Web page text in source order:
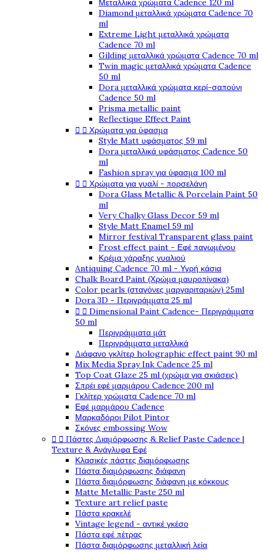
Μεταλλικά χρώματα Cadence 120 ml
Diamond μεταλλικά χρώματα Cadence 70
ml
Extreme Light μεταλλικά χρώματα
Cadence 70 ml
Gilding μεταλλικά χρώματα Cadence 70 ml
Twin magic μεταλλικά χρώματα Cadence
50 ml
Dora μεταλλικά χρώματα κερί-σαπούνι
Cadence 50 ml
Prisma metallic paint
Reflectique Effect Paint
  Χρώματα για ύφασμα
Style Matt υφάσματος 59 ml
Dora μεταλλικά υφάσματος Cadence 50
ml
Fashion spray για ύφασμα 100 ml
  Χρώματα για γυαλί - πορσελάνη
Dora Glass Metallic & Porcelain Paint 50
ml
Very Chalky Glass Decor 59 ml
Style Matt Enamel 59 ml
Mirror festival Transparent glass paint
Frost effect paint - Εφέ παγωμένου
Κρέμα χάραξης γυαλιού
Antiquing Cadence 70 ml - Υγρή κάσια
Chalk Board Paint (Χρώμα μαυροπίνακα)
Color pearls (σταγόνες μαργαριταριών) 25ml
Dora 3D - Περιγράμματα 25 ml
  Dimensional Paint Cadence- Περιγράμματα
50 ml
Περιγράμματα μάτ
Περιγράμματα μεταλλικά
Διάφανο γκλίτερ holographic effect paint 90 ml
Mix Media Spray Ink Cadence 25 ml
Top Coat Glaze 25 ml (χρώμα για σκιάσεις)
Σπρέι εφέ μαρμάρου Cadence 200 ml
Γκλίτερ χρώματα Cadence 70 ml
Εφέ μαρμάρου Cadence
Μαρκαδόροι Pilot Pintor
Σκόνες embossing Wow
  Πάστες Διαμόρφωσης & Relief Paste Cadence |
Texture & Ανάγλυφα Εφέ
Κλασικές πάστες διαμόρφωσης
Πάστα διαμόρφωσης διάφανη
Πάστα διαμόρφωσης διάφανη με κόκκους
Matte Metallic Paste 250 ml
Texture art relief paste
Πάστα κρακελέ
Vintage legend - αντικέ γκέσο
Πάστα εφέ πέτρας
Πάστα διαμόρφωσης μεταλλική λεία